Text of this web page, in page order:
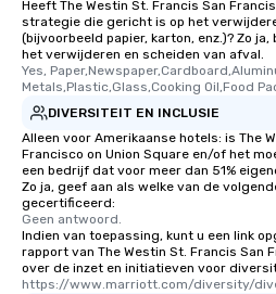
Heeft The Westin St. Francis San
strategie die gericht is op het
(bijvoorbeeld papier, karton, enz.)? Zo
het verwijderen en scheiden van afval.
Yes,
Metals,Plastic,Glass,Cooking Oil,Food
DIVERSITEIT EN INCLUSIE
Alleen voor Amerikaanse hotels: is The
Francisco on Union Square en/of het
een bedrijf dat voor meer dan 51%
Zo ja, geef aan als welke van de
gecertificeerd:
Geen antwoord.
Indien van toepassing, kunt u een link
rapport van The Westin St. Francis San
over de inzet en initiatieven voor
https://www.marriott.com/diversity/